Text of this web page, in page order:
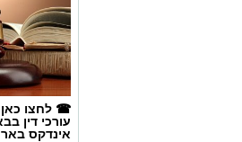
☎ לחצו
עורכי דין
אינדקס